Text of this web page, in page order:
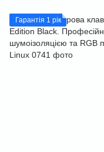
Гарантія 1 рік